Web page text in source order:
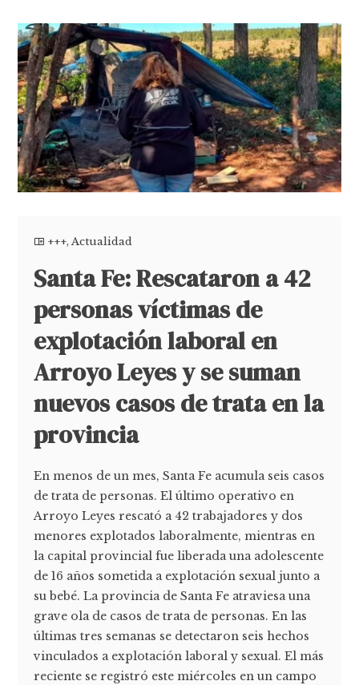
+++,Actualidad
Santa Fe: Rescataron a 42
personas víctimas de
explotación laboral en
Arroyo Leyes y se suman
nuevos casos de trata en la
provincia
En menos de un mes, Santa Fe acumula seis casos
de trata de personas. El último operativo en
Arroyo Leyes rescató a 42 trabajadores y dos
menores explotados laboralmente, mientras en
la capital provincial fue liberada una adolescente
de 16 años sometida a explotación sexual junto a
su bebé. La provincia de Santa Fe atraviesa una
grave ola de casos de trata de personas. En las
últimas tres semanas se detectaron seis hechos
vinculados a explotación laboral y sexual. El más
reciente se registró este miércoles en un campo